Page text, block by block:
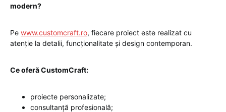
modern?
Pe www.customcraft.ro, fiecare proiect este realizat cu
atenție la detalii, funcționalitate și design contemporan.
Ce oferă CustomCraft:
proiecte personalizate;
consultanță profesională;